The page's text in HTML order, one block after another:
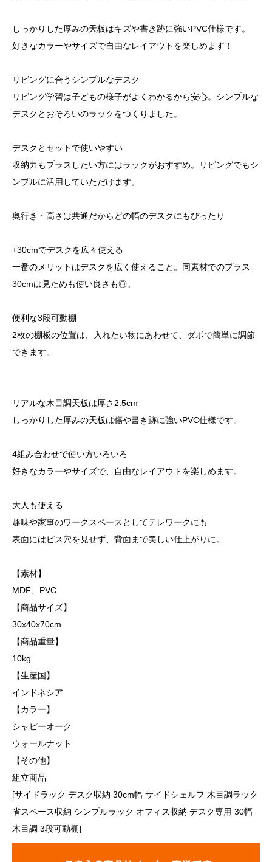
しっかりした厚みの天板はキズや書き跡に強いPVC仕様です。
好きなカラーやサイズで自由なレイアウトを楽しめます！
リビングに合うシンプルなデスク
リビング学習は子どもの様子がよくわかるから安心。シンプルな
デスクとおそろいのラックをつくりました。
デスクとセットで使いやすい
収納力もプラスしたい方にはラックがおすすめ。リビングでもシ
ンプルに活用していただけます。
奥行き・高さは共通だからどの幅のデスクにもぴったり
+30cmでデスクを広々使える
一番のメリットはデスクを広く使えること。同素材でのプラス
30cmは見ためも使い良さも◎。
便利な3段可動棚
2枚の棚板の位置は、入れたい物にあわせて、ダボで簡単に調節
できます。
リアルな木目調天板は厚さ2.5cm
しっかりした厚みの天板は傷や書き跡に強いPVC仕様です。
4組み合わせで使い方いろいろ
好きなカラーやサイズで、自由なレイアウトを楽しめます。
大人も使える
趣味や家事のワークスペースとしてテレワークにも
表面にはビス穴を見せず、背面まで美しい仕上がりに。
【素材】
MDF、PVC
【商品サイズ】
30x40x70cm
【商品重量】
10kg
【生産国】
インドネシア
【カラー】
シャビーオーク
ウォールナット
【その他】
組立商品
[サイドラック デスク収納 30cm幅 サイドシェルフ 木目調ラック
省スペース収納 シンプルラック オフィス収納 デスク専用 30幅
木目調 3段可動棚]